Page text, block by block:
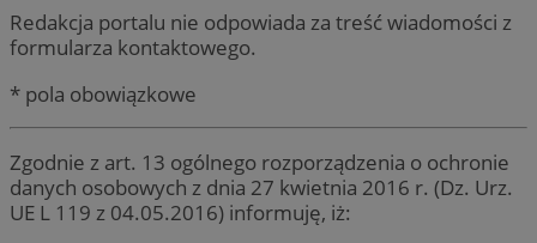
Redakcja portalu nie odpowiada za treść wiadomości z
formularza kontaktowego.
* pola obowiązkowe
Zgodnie z art. 13 ogólnego rozporządzenia o ochronie
danych osobowych z dnia 27 kwietnia 2016 r. (Dz. Urz.
UE L 119 z 04.05.2016) informuję, iż: